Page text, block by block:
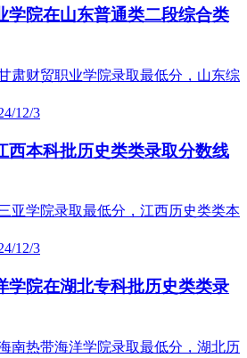
学院在山东普通类二段综合类
12/3
西本科批历史类类录取分数线
12/3
学院在湖北专科批历史类类录